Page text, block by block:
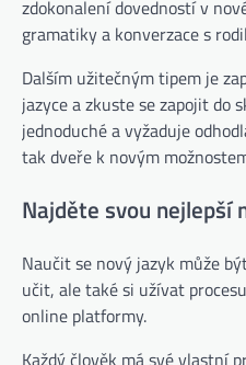
zdokonalení dovedností v
gramatiky a konverzace s
Dalším užitečným tipem je
jazyce a zkuste se zapojit
jednoduché a vyžaduje
tak dveře k novým
Najděte svou nejlepší
Naučit se nový jazyk může
učit, ale také si užívat
online platformy.
Každý člověk má své vlastní